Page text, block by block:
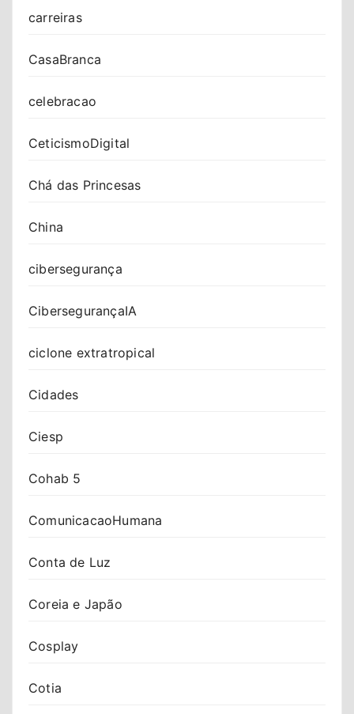
carreiras
CasaBranca
celebracao
CeticismoDigital
Chá das Princesas
China
cibersegurança
CibersegurançaIA
ciclone extratropical
Cidades
Ciesp
Cohab 5
ComunicacaoHumana
Conta de Luz
Coreia e Japão
Cosplay
Cotia